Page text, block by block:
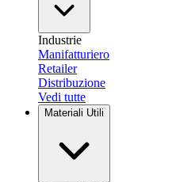
Industrie
Manifatturiero
Retailer
Distribuzione
Vedi tutte
Materiali Utili